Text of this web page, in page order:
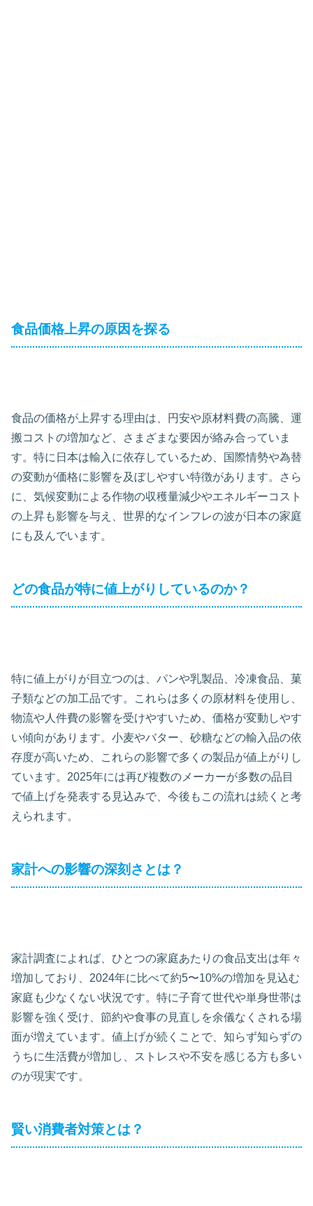
食品価格上昇の原因を探る
食品の価格が上昇する理由は、円安や原材料費の高騰、運
搬コストの増加など、さまざまな要因が絡み合っていま
す。特に日本は輸入に依存しているため、国際情勢や為替
の変動が価格に影響を及ぼしやすい特徴があります。さら
に、気候変動による作物の収穫量減少やエネルギーコスト
の上昇も影響を与え、世界的なインフレの波が日本の家庭
にも及んでいます。
どの食品が特に値上がりしているのか？
特に値上がりが目立つのは、パンや乳製品、冷凍食品、菓
子類などの加工品です。これらは多くの原材料を使用し、
物流や人件費の影響を受けやすいため、価格が変動しやす
い傾向があります。小麦やバター、砂糖などの輸入品の依
存度が高いため、これらの影響で多くの製品が値上がりし
ています。2025年には再び複数のメーカーが多数の品目
で値上げを発表する見込みで、今後もこの流れは続くと考
えられます。
家計への影響の深刻さとは？
家計調査によれば、ひとつの家庭あたりの食品支出は年々
増加しており、2024年に比べて約5〜10%の増加を見込む
家庭も少なくない状況です。特に子育て世代や単身世帯は
影響を強く受け、節約や食事の見直しを余儀なくされる場
面が増えています。値上げが続くことで、知らず知らずの
うちに生活費が増加し、ストレスや不安を感じる方も多い
のが現実です。
賢い消費者対策とは？